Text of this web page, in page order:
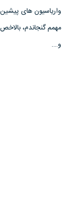
وارياسيون هاى
مهمم گنجاندم،
و….